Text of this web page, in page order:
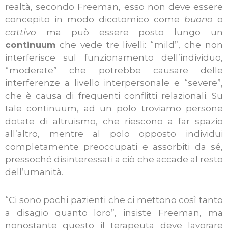
realtà, secondo Freeman, esso non deve essere
concepito in modo dicotomico come buono o
cattivo ma può essere posto lungo un
continuum che vede tre livelli: “mild”, che non
interferisce sul funzionamento dell’individuo,
“moderate” che potrebbe causare delle
interferenze a livello interpersonale e “severe”,
che è causa di frequenti conflitti relazionali. Su
tale continuum, ad un polo troviamo persone
dotate di altruismo, che riescono a far spazio
all’altro, mentre al polo opposto individui
completamente preoccupati e assorbiti da sé,
pressoché disinteressati a ciò che accade al resto
dell’umanità.
“Ci sono pochi pazienti che ci mettono così tanto
a disagio quanto loro”, insiste Freeman, ma
nonostante questo il terapeuta deve lavorare